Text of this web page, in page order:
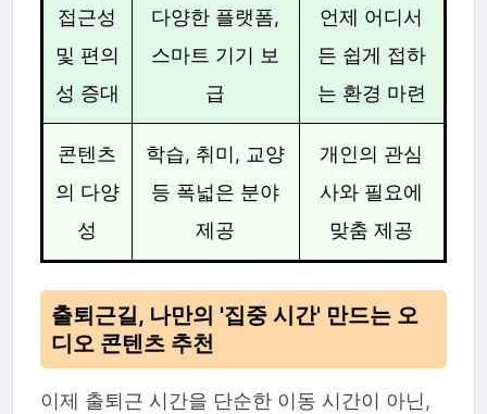
접근성
및 편의
성 증대
다양한 플랫폼,
스마트 기기 보
급
언제 어디서
든 쉽게 접하
는 환경 마련
콘텐츠
의 다양
성
학습, 취미, 교양
등 폭넓은 분야
제공
개인의 관심
사와 필요에
맞춤 제공
출퇴근길, 나만의 '집중 시간' 만드는 오
디오 콘텐츠 추천
이제 출퇴근 시간을 단순한 이동 시간이 아닌,